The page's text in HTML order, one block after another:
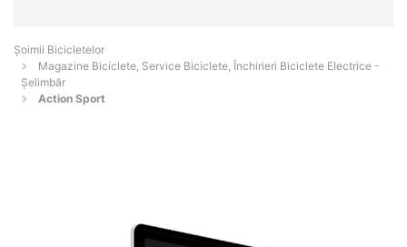
Șoimii Bicicletelor
Magazine Biciclete, Service Biciclete, Închirieri Biciclete Electrice -
Şelimbăr
Action Sport